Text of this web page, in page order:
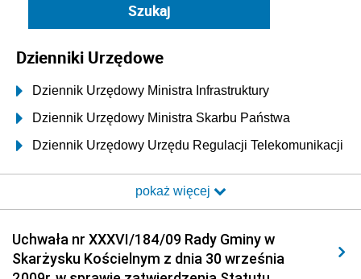
Dzienniki Urzędowe
Dziennik Urzędowy Ministra Infrastruktury
Dziennik Urzędowy Ministra Skarbu Państwa
Dziennik Urzędowy Urzędu Regulacji Telekomunikacji
Dziennik Urzędowy Ministra Transportu i Budownictwa
Elektronicznej
Dziennik Urzędowy Ministra Spraw Wewnętrznych i
pokaż więcej
Uchwała nr XXXVI/184/09 Rady Gminy w
Skarżysku Kościelnym z dnia 30 września